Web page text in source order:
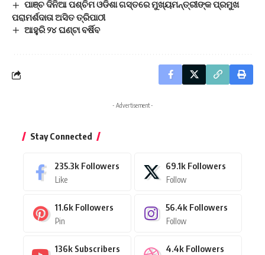
ପାଞ୍ଚ ଦିନିଆ ପଶ୍ଚିମ ଓଡିଶା ଗସ୍ତରେ ମୁଖ୍ୟମନ୍ତ୍ରୀଙ୍କ ପ୍ରମୁଖ
ପରାମର୍ଶଦାତା ଅସିତ ତ୍ରିପାଠୀ
ଆହୁରି ୨୪ ଘଣ୍ଟା ବର୍ଷିବ
- Advertisement -
Stay Connected
235.3k Followers
Like
69.1k Followers
Follow
11.6k Followers
Pin
56.4k Followers
Follow
136k Subscribers 4.4k Followers